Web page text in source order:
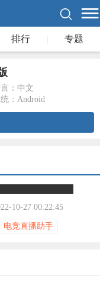
排行 专题
：中文
：Android
10-27 00:22:45
电竞直播助手